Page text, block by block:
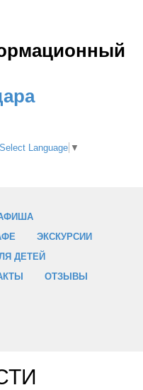
Select Language ▼
ЭКСКУРСИИ
ДЕТЕЙ
ОТЗЫВЫ